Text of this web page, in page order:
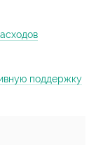
поддержку